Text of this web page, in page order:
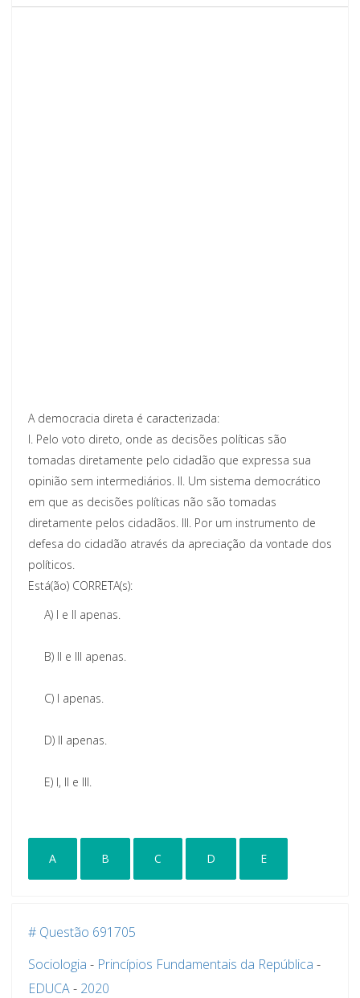
A democracia direta é caracterizada:
I. Pelo voto direto, onde as decisões políticas são
tomadas diretamente pelo cidadão que expressa sua
opinião sem intermediários. II. Um sistema democrático
em que as decisões políticas não são tomadas
diretamente pelos cidadãos. III. Por um instrumento de
defesa do cidadão através da apreciação da vontade dos
políticos.
Está(ão) CORRETA(s):
A) I e II apenas.
B) II e III apenas.
C) I apenas.
D) II apenas.
E) I, II e III.
A B C D E
# Questão 691705
Sociologia - Princípios Fundamentais da República -
EDUCA- 2020